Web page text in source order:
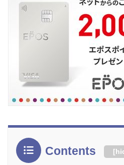
Contents [